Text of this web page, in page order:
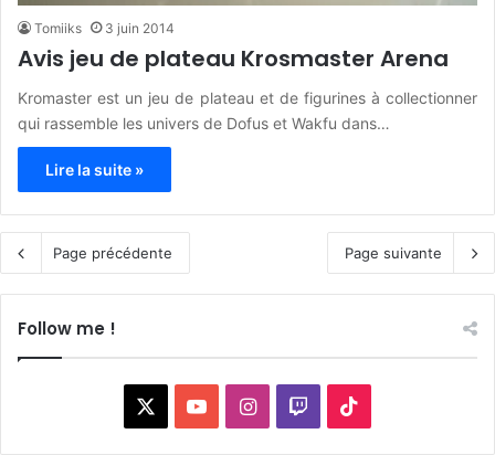
Tomiiks 3 juin 2014
Avis jeu de plateau Krosmaster Arena
Kromaster est un jeu de plateau et de figurines à collectionner
qui rassemble les univers de Dofus et Wakfu dans…
Lire la suite »
Page précédente Page suivante
Follow me !
YouTubeInstagram
Twitch